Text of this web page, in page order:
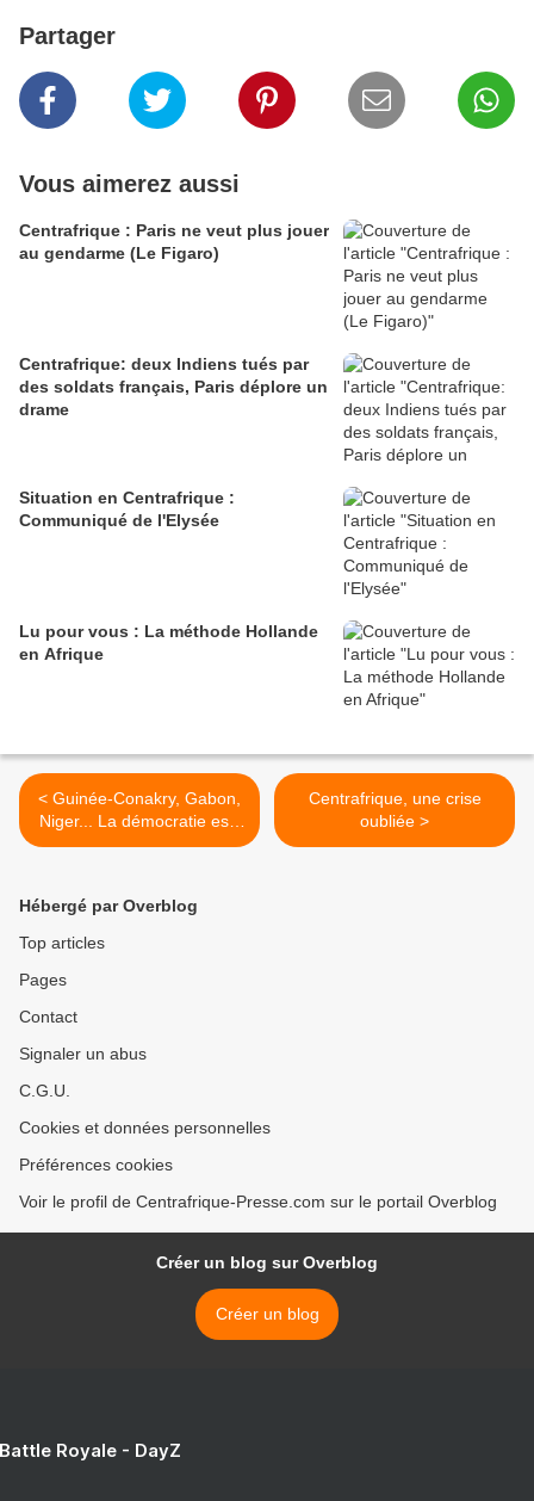
Partager
Vous aimerez aussi
Centrafrique : Paris ne veut plus jouer
au gendarme (Le Figaro)
Centrafrique: deux Indiens tués par
des soldats français, Paris déplore un
drame
Situation en Centrafrique :
Communiqué de l'Elysée
Lu pour vous : La méthode Hollande
en Afrique
< Guinée-Conakry, Gabon,
Niger... La démocratie est-
elle en panne en Afrique?
Centrafrique, une crise
oubliée >
Hébergé par Overblog
Top articles
Pages
Contact
Signaler un abus
C.G.U.
Cookies et données personnelles
Préférences cookies
Voir le profil de Centrafrique-Presse.com sur le portail Overblog
Créer un blog sur Overblog
Créer un blog
Royale - DayZ